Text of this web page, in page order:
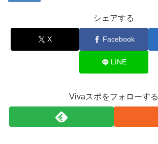
シェアする
X Facebook
LINE
Vivaスポをフォローする